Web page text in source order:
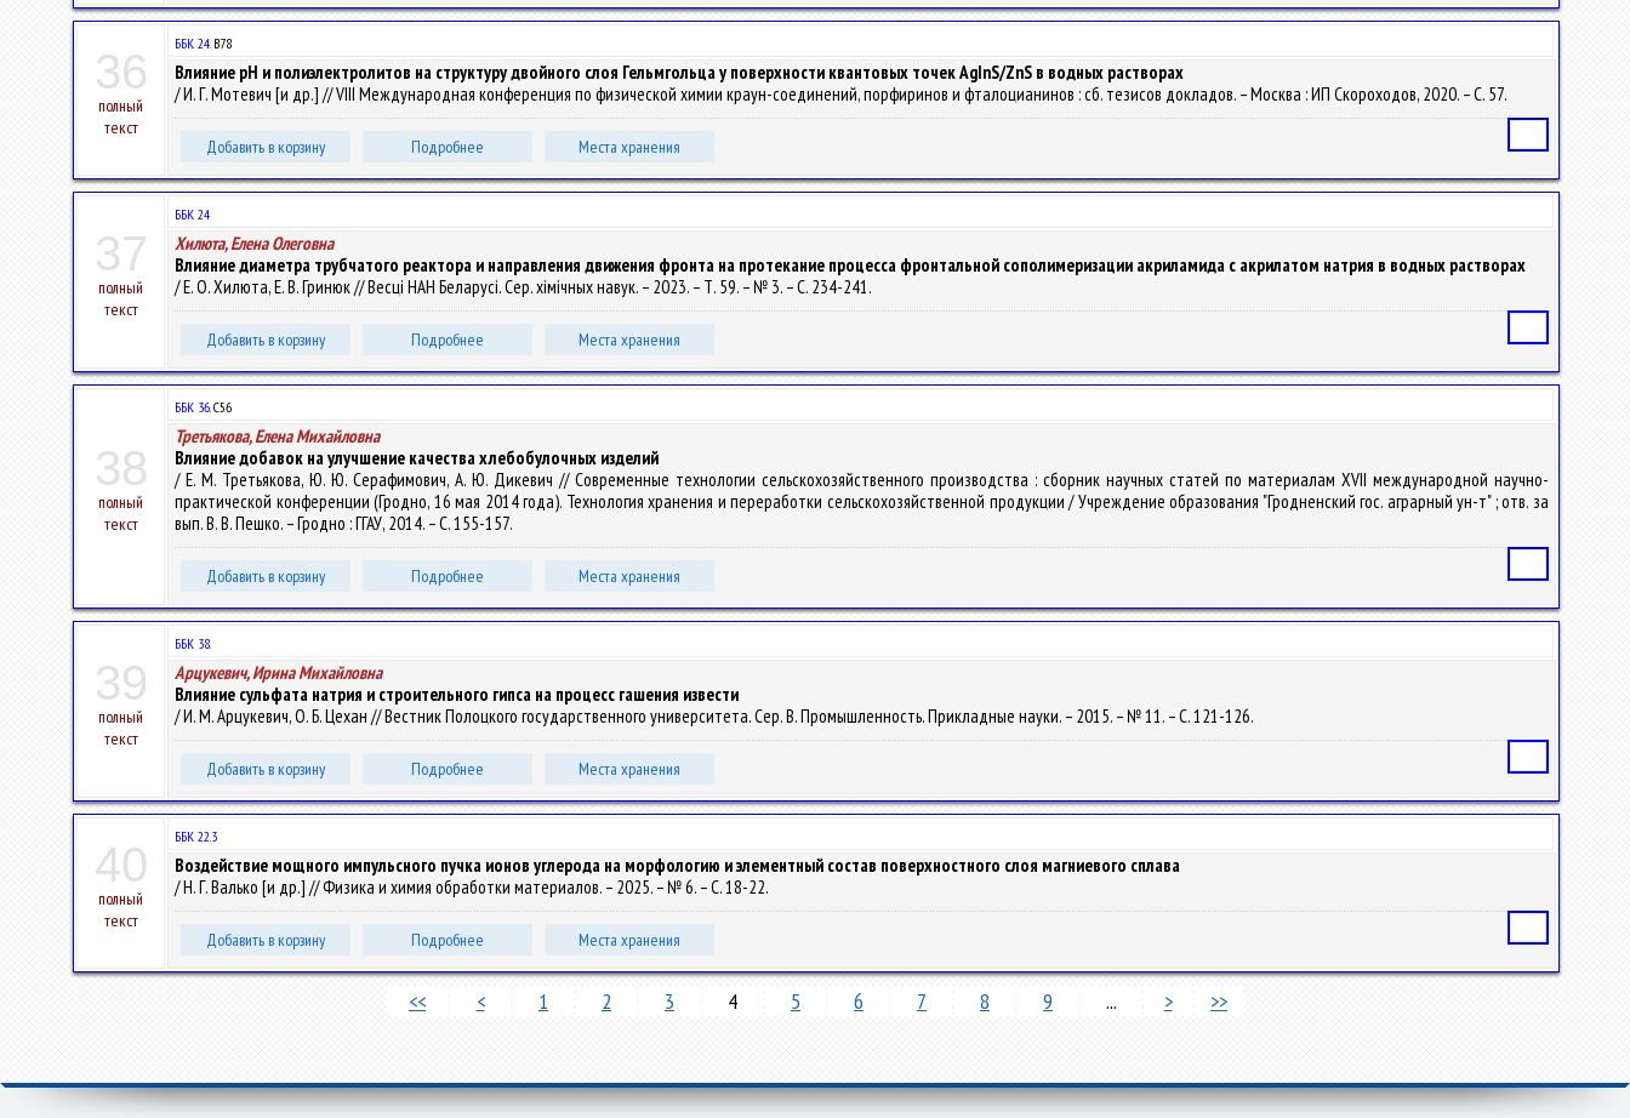
36
полный
текст
ББК 24.В78
Влияние pH и полиэлектролитов на структуру двойного слоя Гельмгольца у поверхности квантовых точек AgInS/ZnS в водных растворах
/ И. Г. Мотевич [и др.] // VIII Международная конференция по физической химии краун-соединений, порфиринов и фталоцианинов : сб. тезисов докладов. – Москва : ИП Скороходов, 2020. – С. 57.
Добавить в корзину Подробнее Места хранения
37
полный
текст
ББК 24
Хилюта, Елена Олеговна
Влияние диаметра трубчатого реактора и направления движения фронта на протекание процесса фронтальной сополимеризации акриламида с акрилатом натрия в водных растворах
/ Е. О. Хилюта, Е. В. Гринюк // Весці НАН Беларусі. Сер. хімічных навук. – 2023. – Т. 59. – № 3. – С. 234-241.
Добавить в корзину Подробнее Места хранения
38
полный
текст
ББК 36.С56
Третьякова, Елена Михайловна
Влияние добавок на улучшение качества хлебобулочных изделий
/ Е. М. Третьякова, Ю. Ю. Серафимович, А. Ю. Дикевич // Современные технологии сельскохозяйственного производства : сборник научных статей по материалам XVII международной научно-
практической конференции (Гродно, 16 мая 2014 года). Технология хранения и переработки сельскохозяйственной продукции / Учреждение образования "Гродненский гос. аграрный ун-т" ; отв. за
вып. В. В. Пешко. – Гродно : ГГАУ, 2014. – С. 155-157.
Добавить в корзину Подробнее Места хранения
39
полный
текст
ББК 38.
Арцукевич, Ирина Михайловна
Влияние сульфата натрия и строительного гипса на процесс гашения извести
/ И. М. Арцукевич, О. Б. Цехан // Вестник Полоцкого государственного университета. Сер. B. Промышленность. Прикладные науки. – 2015. – № 11. – С. 121-126.
Добавить в корзину Подробнее Места хранения
40
полный
текст
ББК 22.3
Воздействие мощного импульсного пучка ионов углерода на морфологию и элементный состав поверхностного слоя магниевого сплава
/ Н. Г. Валько [и др.] // Физика и химия обработки материалов. – 2025. – № 6. – С. 18-22.
Добавить в корзину Подробнее Места хранения
<< < 1 2 3 4 5 6 7 8 9 ... > >>